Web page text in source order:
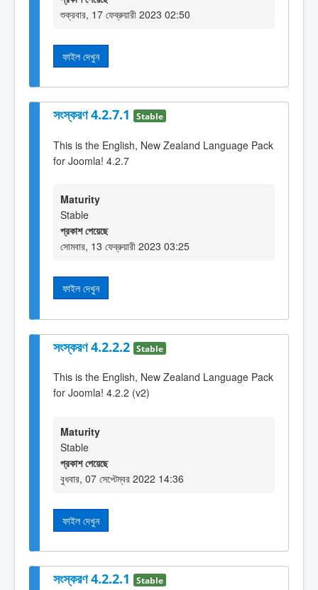
শুক্রবার, 17 ফেব্রুয়ারী 2023 02:50
ফাইল দেখুন
সংস্করণ 4.2.7.1 Stable
This is the English, New Zealand Language Pack
for Joomla! 4.2.7
Maturity
Stable
প্রকাশ পেয়েছে
সোমবার, 13 ফেব্রুয়ারী 2023 03:25
ফাইল দেখুন
সংস্করণ 4.2.2.2 Stable
This is the English, New Zealand Language Pack
for Joomla! 4.2.2 (v2)
Maturity
Stable
প্রকাশ পেয়েছে
বুধবার, 07 সেপ্টেম্বর 2022 14:36
ফাইল দেখুন
সংস্করণ 4.2.2.1 Stable